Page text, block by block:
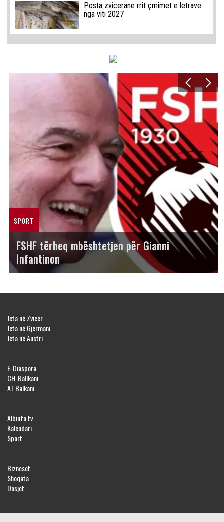
Posta zvicerane rrit çmimet e letrave
nga viti 2027
SPORT
FSHF tërheq mbështetjen për Gianni
Infantinon
Jeta në Zvicër
Jeta në Gjermani
Jeta në Austri
E-Diaspora
CH-Ballkani
AT Balkani
Albinfo.tv
Kalendari
Sport
Bizneset
Shoqata
Dosjet